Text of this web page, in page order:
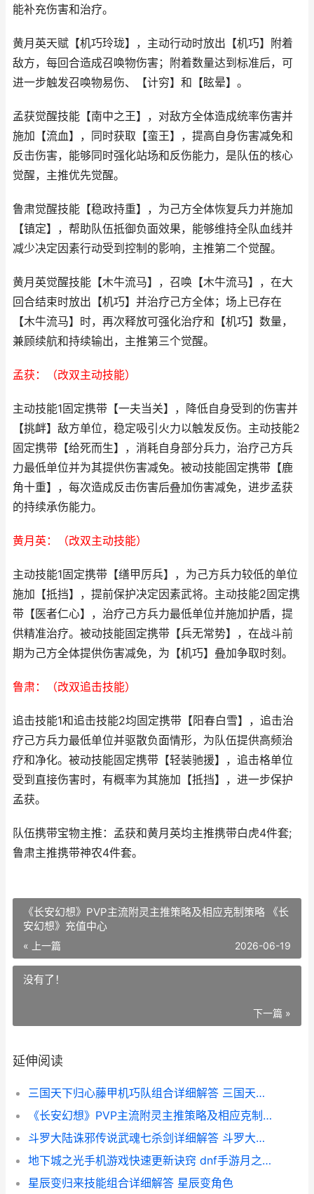
能补充伤害和治疗。
黄月英天赋【机巧玲珑】，主动行动时放出【机巧】附着
敌方，每回合造成召唤物伤害；附着数量达到标准后，可
进一步触发召唤物易伤、【计穷】和【眩晕】。
孟获觉醒技能【南中之王】，对敌方全体造成统率伤害并
施加【流血】，同时获取【蛮王】，提高自身伤害减免和
反击伤害，能够同时强化站场和反伤能力，是队伍的核心
觉醒，主推优先觉醒。
鲁肃觉醒技能【稳政持重】，为己方全体恢复兵力并施加
【镇定】，帮助队伍抵御负面效果，能够维持全队血线并
减少决定因素行动受到控制的影响，主推第二个觉醒。
黄月英觉醒技能【木牛流马】，召唤【木牛流马】，在大
回合结束时放出【机巧】并治疗己方全体；场上已存在
【木牛流马】时，再次释放可强化治疗和【机巧】数量，
兼顾续航和持续输出，主推第三个觉醒。
孟获：（改双主动技能）
主动技能1固定携带【一夫当关】，降低自身受到的伤害并
【挑衅】敌方单位，稳定吸引火力以触发反伤。主动技能2
固定携带【给死而生】，消耗自身部分兵力，治疗己方兵
力最低单位并为其提供伤害减免。被动技能固定携带【鹿
角十重】，每次造成反击伤害后叠加伤害减免，进步孟获
的持续承伤能力。
黄月英：（改双主动技能）
主动技能1固定携带【缮甲厉兵】，为己方兵力较低的单位
施加【抵挡】，提前保护决定因素武将。主动技能2固定携
带【医者仁心】，治疗己方兵力最低单位并施加护盾，提
供精准治疗。被动技能固定携带【兵无常势】，在战斗前
期为己方全体提供伤害减免，为【机巧】叠加争取时刻。
鲁肃：（改双追击技能）
追击技能1和追击技能2均固定携带【阳春白雪】，追击治
疗己方兵力最低单位并驱散负面情形，为队伍提供高频治
疗和净化。被动技能固定携带【轻装驰援】，追击格单位
受到直接伤害时，有概率为其施加【抵挡】，进一步保护
孟获。
队伍携带宝物主推：孟获和黄月英均主推携带白虎4件套;
鲁肃主推携带神农4件套。
《长安幻想》PVP主流附灵主推策略及相应克制策略 《长
安幻想》充值中心
« 上一篇 2026-06-19
没有了！
下一篇 »
延伸阅读
三国天下归心藤甲机巧队组合详细解答 三国天下归心藤甲兵固守技能详解与分享心得体会
《长安幻想》PVP主流附灵主推策略及相应克制策略 《长安幻想》充值中心
斗罗大陆诛邪传说武魂七杀剑详细解答 斗罗大陆诛邪传说在线观看
地下城之光手机游戏快速更新诀窍 dnf手游月之光芒
星辰变归来技能组合详细解答 星辰变角色